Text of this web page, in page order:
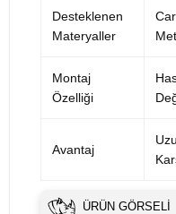
Desteklenen
Materyaller
Montaj
Özelliği
Avantaj
ÜRÜN GÖRSELI